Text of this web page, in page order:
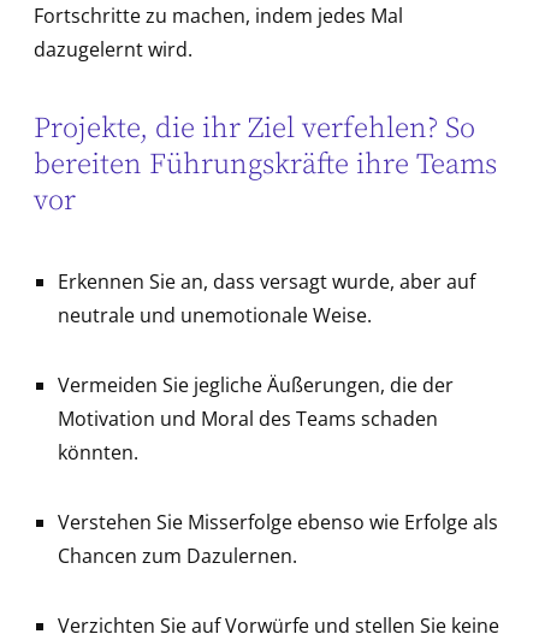
Fortschritte zu machen, indem jedes Mal
dazugelernt wird.
Projekte, die ihr Ziel verfehlen? So
bereiten Führungskräfte ihre Teams
vor
Erkennen Sie an, dass versagt wurde, aber auf
neutrale und unemotionale Weise.
Vermeiden Sie jegliche Äußerungen, die der
Motivation und Moral des Teams schaden
könnten.
Verstehen Sie Misserfolge ebenso wie Erfolge als
Chancen zum Dazulernen.
Verzichten Sie auf Vorwürfe und stellen Sie keine